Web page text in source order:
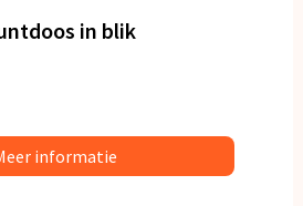
in blik
informatie